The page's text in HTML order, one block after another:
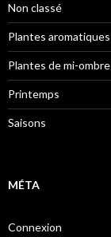
Non classé
Plantes aromatiques
Plantes de mi-ombre
Printemps
Saisons
MÉTA
Connexion